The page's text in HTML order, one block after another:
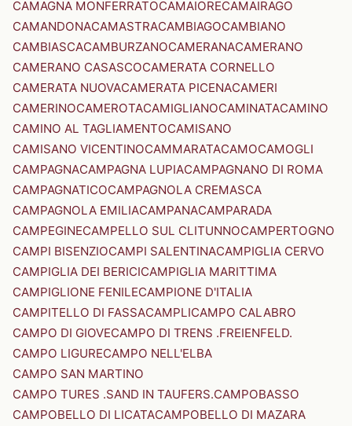
CAMAGNA MONFERRATOCAMAIORECAMAIRAGO
CAMANDONACAMASTRACAMBIAGOCAMBIANO
CAMBIASCACAMBURZANOCAMERANACAMERANO
CAMERANO CASASCOCAMERATA CORNELLO
CAMERATA NUOVACAMERATA PICENACAMERI
CAMERINOCAMEROTACAMIGLIANOCAMINATACAMINO
CAMINO AL TAGLIAMENTOCAMISANO
CAMISANO VICENTINOCAMMARATACAMOCAMOGLI
CAMPAGNACAMPAGNA LUPIACAMPAGNANO DI ROMA
CAMPAGNATICOCAMPAGNOLA CREMASCA
CAMPAGNOLA EMILIACAMPANACAMPARADA
CAMPEGINECAMPELLO SUL CLITUNNOCAMPERTOGNO
CAMPI BISENZIOCAMPI SALENTINACAMPIGLIA CERVO
CAMPIGLIA DEI BERICICAMPIGLIA MARITTIMA
CAMPIGLIONE FENILECAMPIONE D'ITALIA
CAMPITELLO DI FASSACAMPLICAMPO CALABRO
CAMPO DI GIOVECAMPO DI TRENS .FREIENFELD.
CAMPO LIGURECAMPO NELL'ELBA
CAMPO SAN MARTINO
CAMPO TURES .SAND IN TAUFERS.CAMPOBASSO
CAMPOBELLO DI LICATACAMPOBELLO DI MAZARA